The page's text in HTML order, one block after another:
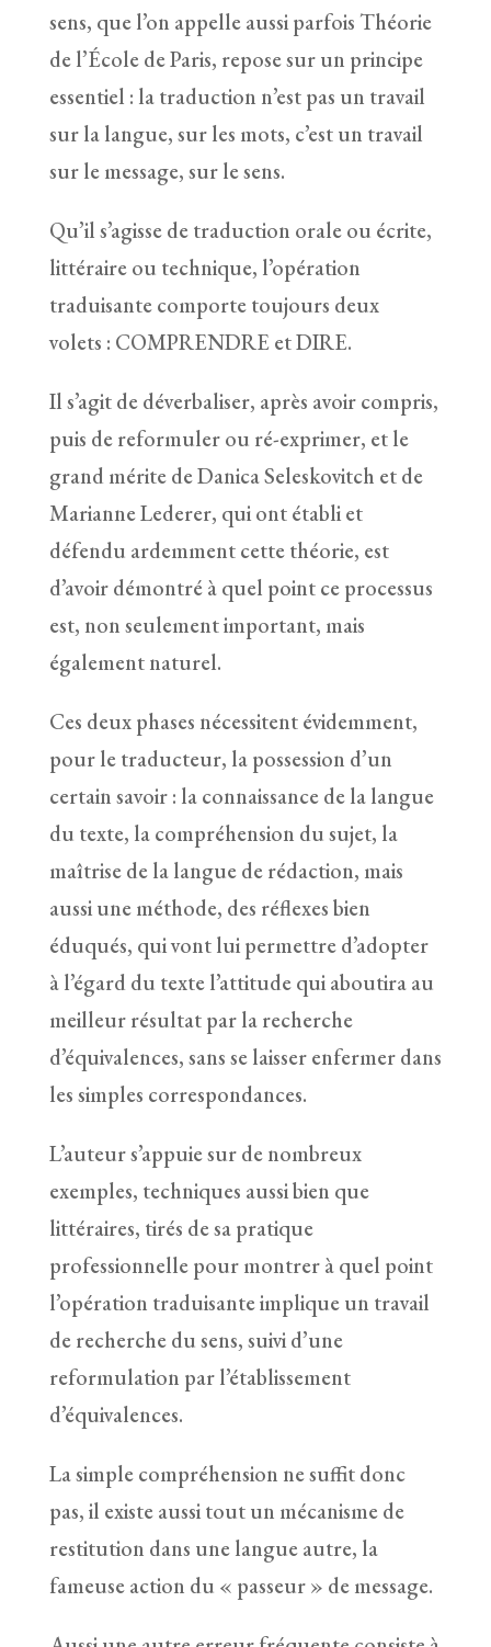
sens, que l’on appelle aussi parfois Théorie
de l’École de Paris, repose sur un principe
essentiel : la traduction n’est pas un travail
sur la langue, sur les mots, c’est un travail
sur le message, sur le sens.
Qu’il s’agisse de traduction orale ou écrite,
littéraire ou technique, l’opération
traduisante comporte toujours deux
volets : COMPRENDRE et DIRE.
Il s’agit de déverbaliser, après avoir compris,
puis de reformuler ou ré-exprimer, et le
grand mérite de Danica Seleskovitch et de
Marianne Lederer, qui ont établi et
défendu ardemment cette théorie, est
d’avoir démontré à quel point ce processus
est, non seulement important, mais
également naturel.
Ces deux phases nécessitent évidemment,
pour le traducteur, la possession d’un
certain savoir : la connaissance de la langue
du texte, la compréhension du sujet, la
maîtrise de la langue de rédaction, mais
aussi une méthode, des réflexes bien
éduqués, qui vont lui permettre d’adopter
à l’égard du texte l’attitude qui aboutira au
meilleur résultat par la recherche
d’équivalences, sans se laisser enfermer dans
les simples correspondances.
L’auteur s’appuie sur de nombreux
exemples, techniques aussi bien que
littéraires, tirés de sa pratique
professionnelle pour montrer à quel point
l’opération traduisante implique un travail
de recherche du sens, suivi d’une
reformulation par l’établissement
d’équivalences.
La simple compréhension ne suffit donc
pas, il existe aussi tout un mécanisme de
restitution dans une langue autre, la
fameuse action du « passeur » de message.